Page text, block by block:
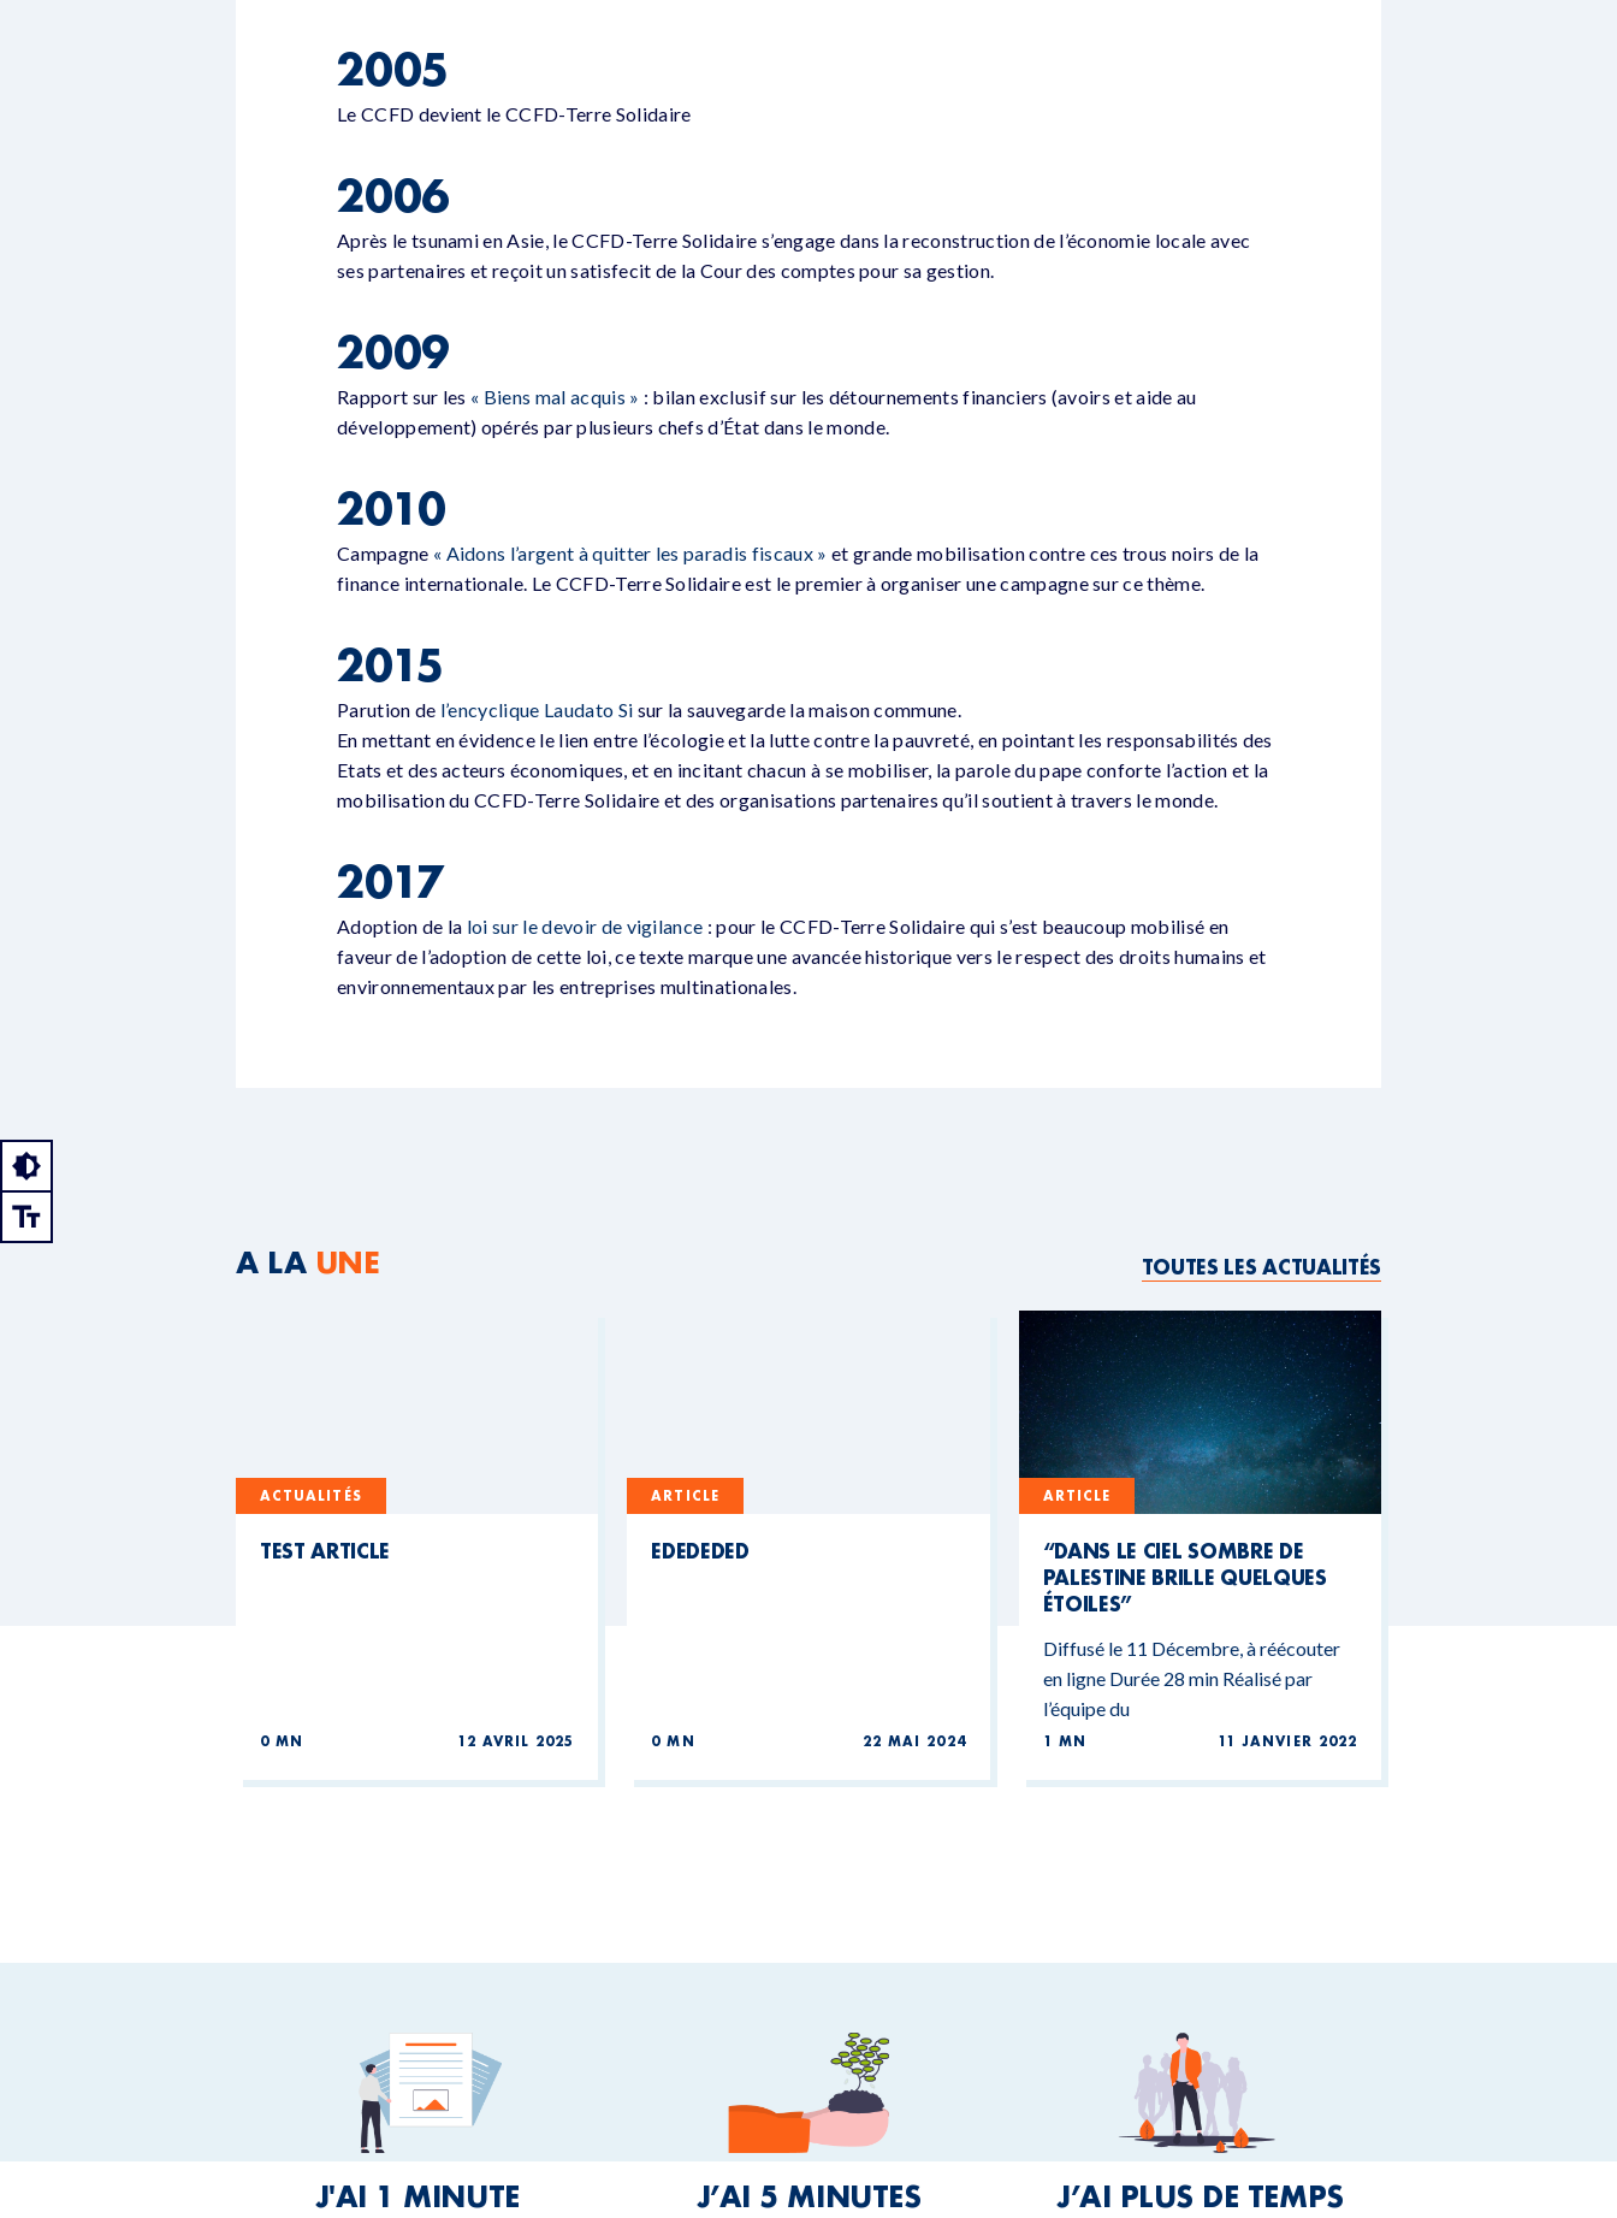
2005
Le CCFD devient le CCFD-Terre Solidaire
2006
Après le tsunami en Asie, le CCFD-Terre Solidaire s’engage dans la reconstruction de l’économie locale avec
ses partenaires et reçoit un satisfecit de la Cour des comptes pour sa gestion.
2009
Rapport sur les « Biens mal acquis » : bilan exclusif sur les détournements financiers (avoirs et aide au
développement) opérés par plusieurs chefs d’État dans le monde.
2010
Campagne « Aidons l’argent à quitter les paradis fiscaux » et grande mobilisation contre ces trous noirs de la
finance internationale. Le CCFD-Terre Solidaire est le premier à organiser une campagne sur ce thème.
2015
Parution de l’encyclique Laudato Si sur la sauvegarde la maison commune.
En mettant en évidence le lien entre l’écologie et la lutte contre la pauvreté, en pointant les responsabilités des
Etats et des acteurs économiques, et en incitant chacun à se mobiliser, la parole du pape conforte l’action et la
mobilisation du CCFD-Terre Solidaire et des organisations partenaires qu’il soutient à travers le monde.
2017
Adoption de la loi sur le devoir de vigilance : pour le CCFD-Terre Solidaire qui s’est beaucoup mobilisé en
faveur de l’adoption de cette loi, ce texte marque une avancée historique vers le respect des droits humains et
environnementaux par les entreprises multinationales.
A LA UNE TOUTES LES ACTUALITÉS
ACTUALITÉS
TEST ARTICLE
0 MN 12 AVRIL 2025
ARTICLE
EDEDEDED
0 MN 22 MAI 2024
ARTICLE
“DANS LE CIEL SOMBRE DE
PALESTINE BRILLE QUELQUES
ÉTOILES”
Diffusé le 11 Décembre, à réécouter
en ligne Durée 28 min Réalisé par
l’équipe du
1 MN 11 JANVIER 2022
J'AI 1 MINUTE J’AI 5 MINUTES J’AI PLUS DE TEMPS